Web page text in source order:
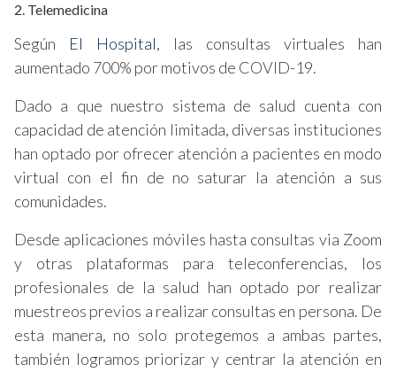
2. Telemedicina
Según El Hospital, las consultas virtuales han
aumentado 700% por motivos de COVID-19.
Dado a que nuestro sistema de salud cuenta con
capacidad de atención limitada, diversas instituciones
han optado por ofrecer atención a pacientes en modo
virtual con el fin de no saturar la atención a sus
comunidades.
Desde aplicaciones móviles hasta consultas via Zoom
y otras plataformas para teleconferencias, los
profesionales de la salud han optado por realizar
muestreos previos a realizar consultas en persona. De
esta manera, no solo protegemos a ambas partes,
también logramos priorizar y centrar la atención en